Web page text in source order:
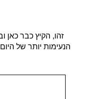
זהו, הקיץ כבר כאן
הנעימות יותר של